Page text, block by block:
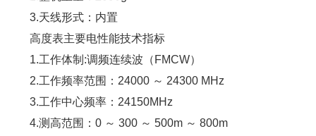
3.天线形式：内置
高度表主要电性能技术指标
1.工作体制:调频连续波（FMCW）
2.工作频率范围：24000 ～ 24300 MHz
3.工作中心频率：24150MHz
4.测高范围：0 ～ 300 ～ 500m ～ 800m